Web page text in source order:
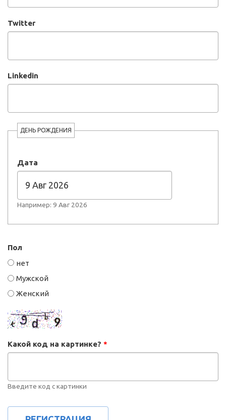
Twitter
Linkedin
ДЕНЬ РОЖДЕНИЯ
Дата
Например: 9 Авг 2026
Пол
нет
Мужской
Женский
Какой код на картинке? *
Введите код с картинки